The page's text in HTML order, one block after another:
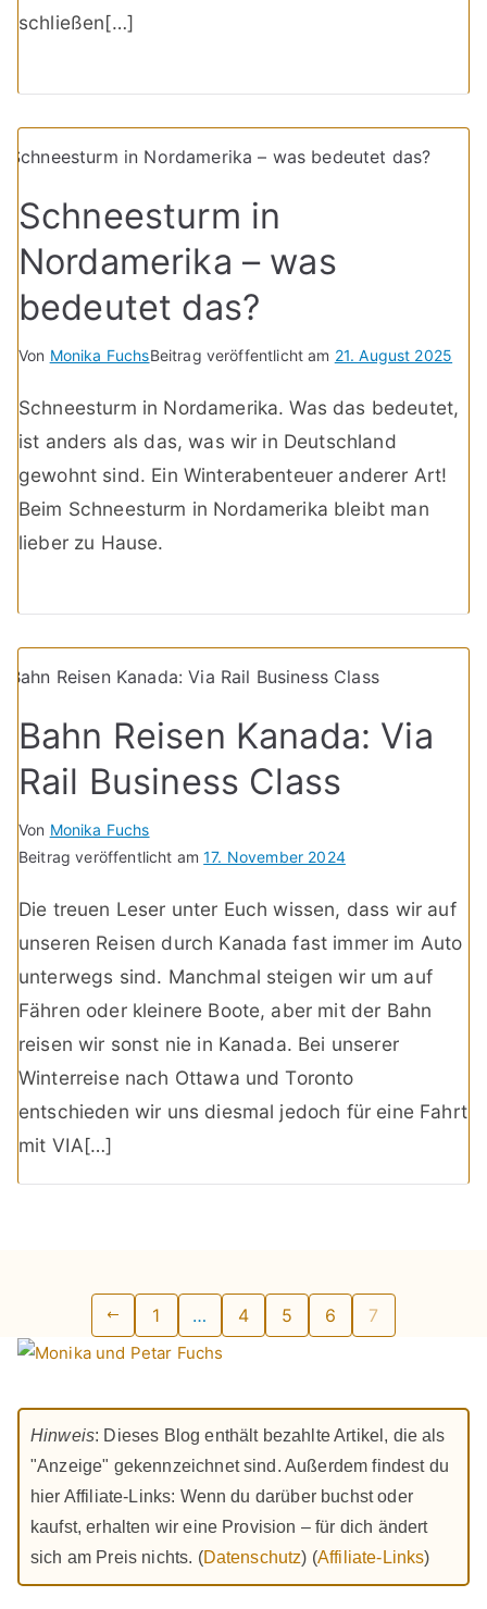
schließen[…]
Schneesturm in
Nordamerika – was
bedeutet das?
Von Monika FuchsBeitrag veröffentlicht am 21. August 2025
Schneesturm in Nordamerika. Was das bedeutet,
ist anders als das, was wir in Deutschland
gewohnt sind. Ein Winterabenteuer anderer Art!
Beim Schneesturm in Nordamerika bleibt man
lieber zu Hause.
Bahn Reisen Kanada: Via
Rail Business Class
Von Monika Fuchs
Beitrag veröffentlicht am17. November 2024
Die treuen Leser unter Euch wissen, dass wir auf
unseren Reisen durch Kanada fast immer im Auto
unterwegs sind. Manchmal steigen wir um auf
Fähren oder kleinere Boote, aber mit der Bahn
reisen wir sonst nie in Kanada. Bei unserer
Winterreise nach Ottawa und Toronto
entschieden wir uns diesmal jedoch für eine Fahrt
mit VIA[…]
Seitennummerierung
der
Beiträge
1 … 4 5 6 7
Hinweis: Dieses Blog enthält bezahlte Artikel, die als
"Anzeige" gekennzeichnet sind. Außerdem findest du
hier Affiliate-Links: Wenn du darüber buchst oder
kaufst, erhalten wir eine Provision – für dich ändert
sich am Preis nichts. (Datenschutz) (Affiliate-Links)